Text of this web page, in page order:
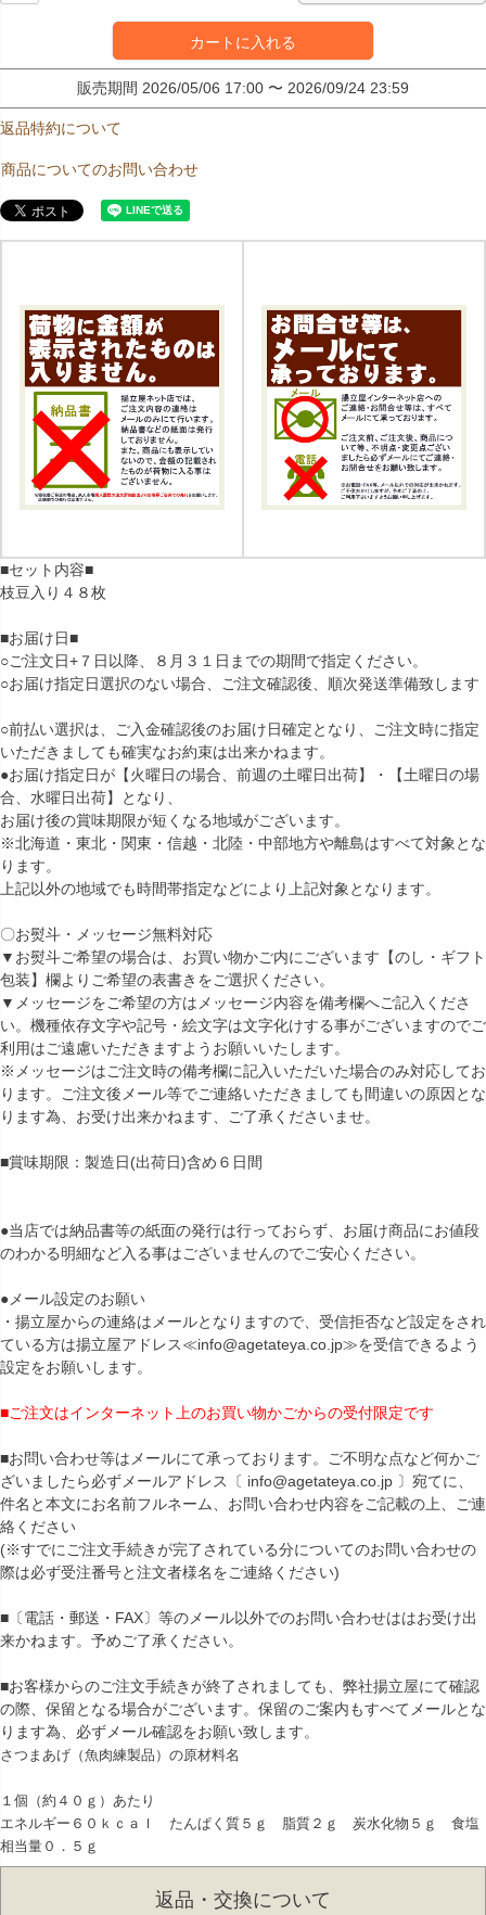
カートに入れる
販売期間 2026/05/06 17:00 〜 2026/09/24 23:59
返品特約について
商品についてのお問い合わせ
■セット内容■
枝豆入り４８枚
■お届け日■
○ご注文日+７日以降、８月３１日までの期間で指定ください。
○お届け指定日選択のない場合、ご注文確認後、順次発送準備致します
○前払い選択は、ご入金確認後のお届け日確定となり、ご注文時に指定
いただきましても確実なお約束は出来かねます。
●お届け指定日が【火曜日の場合、前週の土曜日出荷】・【土曜日の場
合、水曜日出荷】となり、
お届け後の賞味期限が短くなる地域がございます。
※北海道・東北・関東・信越・北陸・中部地方や離島はすべて対象とな
ります。
上記以外の地域でも時間帯指定などにより上記対象となります。
〇お熨斗・メッセージ無料対応
▼お熨斗ご希望の場合は、お買い物かご内にございます【のし・ギフト
包装】欄よりご希望の表書きをご選択ください。
▼メッセージをご希望の方はメッセージ内容を備考欄へご記入くださ
い。機種依存文字や記号・絵文字は文字化けする事がございますのでご
利用はご遠慮いただきますようお願いいたします。
※メッセージはご注文時の備考欄に記入いただいた場合のみ対応してお
ります。ご注文後メール等でご連絡いただきましても間違いの原因とな
ります為、お受け出来かねます、ご了承くださいませ。
■賞味期限：製造日(出荷日)含め６日間
●当店では納品書等の紙面の発行は行っておらず、お届け商品にお値段
のわかる明細など入る事はございませんのでご安心ください。
●メール設定のお願い
・揚立屋からの連絡はメールとなりますので、受信拒否など設定をされ
ている方は揚立屋アドレス≪info@agetateya.co.jp≫を受信できるよう
設定をお願いします。
■ご注文はインターネット上のお買い物かごからの受付限定です
■お問い合わせ等はメールにて承っております。ご不明な点など何かご
ざいましたら必ずメールアドレス〔 info@agetateya.co.jp 〕宛てに、
件名と本文にお名前フルネーム、お問い合わせ内容をご記載の上、ご連
絡ください
(※すでにご注文手続きが完了されている分についてのお問い合わせの
際は必ず受注番号と注文者様名をご連絡ください)
■〔電話・郵送・FAX〕等のメール以外でのお問い合わせははお受け出
来かねます。予めご了承ください。
■お客様からのご注文手続きが終了されましても、弊社揚立屋にて確認
の際、保留となる場合がございます。保留のご案内もすべてメールとな
ります為、必ずメール確認をお願い致します。
さつまあげ（魚肉練製品）の原材料名
１個（約４０ｇ）あたり
エネルギー６０ｋｃａｌ たんぱく質５ｇ 脂質２ｇ 炭水化物５ｇ 食塩
相当量０．５ｇ
返品・交換について